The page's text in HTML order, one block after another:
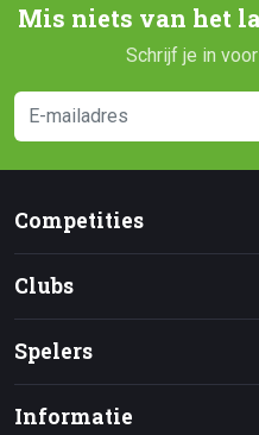
Mis niets van het
Schrijf je in
Competities
Clubs
Spelers
Informatie